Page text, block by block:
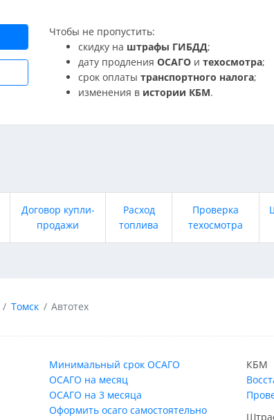
Чтобы не пропустить:
скидку на штрафы ГИБДД;
дату продления ОСАГО и техосмотра;
срок оплаты транспортного налога;
изменения в истории КБМ.
Договор купли-
продажи
Расход
топлива
Проверка
техосмотра
Томск Автотех
Минимальный срок ОСАГО
ОСАГО на месяц
ОСАГО на 3 месяца
Оформить осаго самостоятельно
КБМ